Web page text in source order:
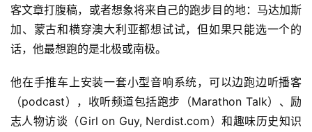
客文章打腹稿，或者想象将来自己的跑步目的地：马达加斯
加、蒙古和横穿澳大利亚都想试试，但如果只能选一个的
话，他最想跑的是北极或南极。
他在手推车上安装一套小型音响系统，可以边跑边听播客
（podcast），收听频道包括跑步（Marathon Talk）、励
志人物访谈（Girl on Guy, Nerdist.com）和趣味历史知识